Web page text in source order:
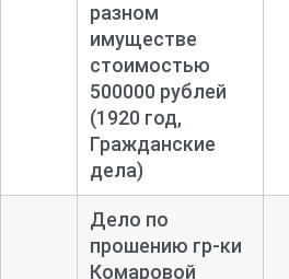
разном
имуществе
стоимостью
500000 рублей
(1920 год,
Гражданские
дела)
Дело по
прошению гр-ки
Комаровой